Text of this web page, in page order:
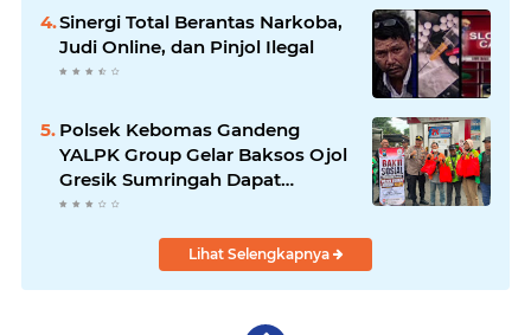
Sinergi Total Berantas Narkoba,
Judi Online, dan Pinjol Ilegal
Polsek Kebomas Gandeng
YALPK Group Gelar Baksos Ojol
Gresik Sumringah Dapat
Sembako dan BBM Gratis
Lihat Selengkapnya